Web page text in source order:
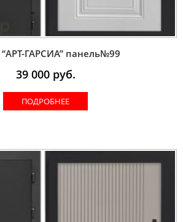
ГАРСИА” панель№99
39 000руб.
ПОДРОБНЕЕ